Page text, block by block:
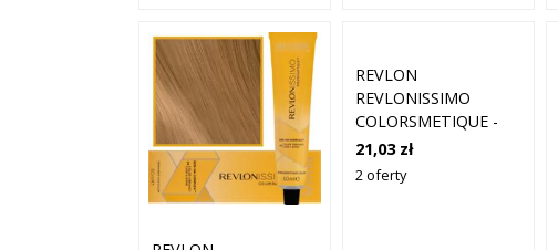
REVLON
REVLONISSIMO
COLORSMETIQUE -
KREMOWA FARBA DO
WŁOSÓW, 60ML 7,44
| ŚREDNI
21,03 zł
2 oferty